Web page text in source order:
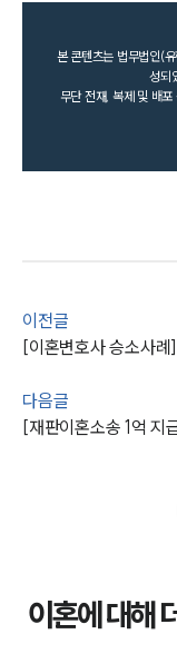
본 콘텐츠는 법무법인(
성되
무단 전재, 복제 및 배
이전글
다음글
이혼에 대해